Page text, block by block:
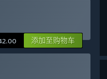
添加至购物车